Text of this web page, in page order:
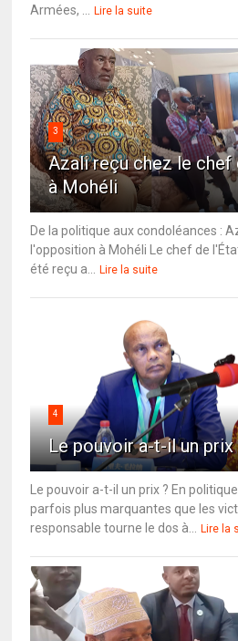
Armées, ... Lire la suite
3
Azali reçu chez le
à Mohéli
De la politique aux condoléances :
l'opposition à Mohéli Le chef de
été reçu a... Lire la suite
4
Le pouvoir a-t-il un prix
Le pouvoir a-t-il un prix ? En
parfois plus marquantes que les
responsable tourne le dos à... Lire la